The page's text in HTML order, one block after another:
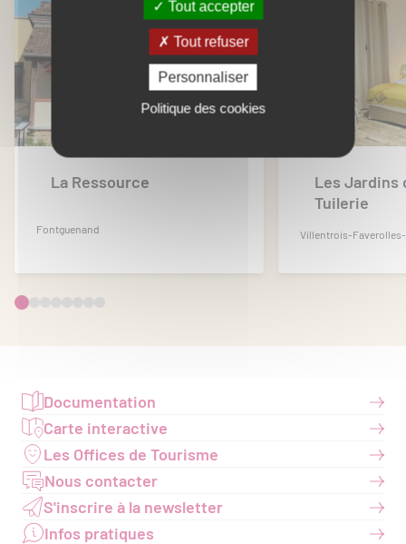
La Ressource
Fontguenand
Les Jardins
Tuilerie
Villentrois-
Documentation
Carte interactive
Les Offices de Tourisme
Nous contacter
S'inscrire à la newsletter
Infos pratiques
Tout accepter
Tout refuser
Personnaliser
Politique des cookies